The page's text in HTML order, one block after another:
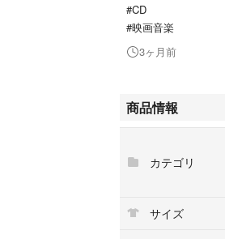
#CD
#映画音楽
3ヶ月前
商品情報
カテゴリ
サイズ